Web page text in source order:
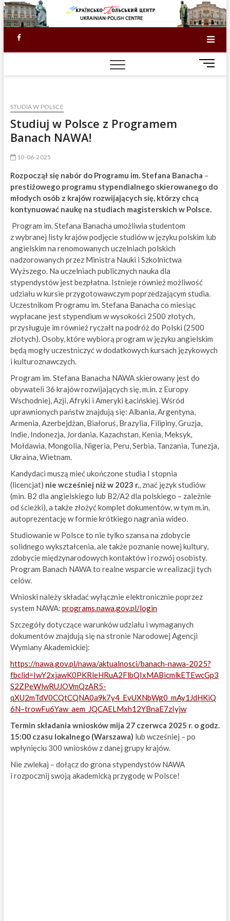
Skip
to
content
Facebook
M
e
STUDIA W POLSCE
Studiuj w Polsce z Programem
Banach NAWA!
10-06-2025
Rozpoczął się nabór do Programu im. Stefana Banacha –
prestiżowego programu stypendialnego skierowanego do
młodych osób z krajów rozwijających się, którzy chcą
kontynuować naukę na studiach magisterskich w Polsce.
Program im. Stefana Banacha umożliwia studentom
z wybranej listy krajów podjęcie studiów w języku polskim lub
angielskim na renomowanych uczelniach polskich
nadzorowanych przez Ministra Nauki i Szkolnictwa
Wyższego. Na uczelniach publicznych nauka dla
stypendystów jest bezpłatna. Istnieje również możliwość
udziału w kursie przygotowawczym poprzedzającym studia.
Uczestnikom Programu im. Stefana Banacha co miesiąc
wypłacane jest stypendium w wysokości 2500 złotych,
przysługuje im również ryczałt na podróż do Polski (2500
złotych). Osoby, które wybiorą program w języku angielskim
będą mogły uczestniczyć w dodatkowych kursach językowych
i kulturoznawczych.
Program im. Stefana Banacha NAWA skierowany jest do
obywateli 36 krajów rozwijających się, m.in. z Europy
Wschodniej, Azji, Afryki i Ameryki Łacińskiej. Wśród
uprawnionych państw znajdują się: Albania, Argentyna,
Armenia, Azerbejdżan, Białoruś, Brazylia, Filipiny, Gruzja,
Indie, Indonezja, Jordania, Kazachstan, Kenia, Meksyk,
Mołdawia, Mongolia, Nigeria, Peru, Serbia, Tanzania, Tunezja,
Ukraina, Wietnam.
Kandydaci muszą mieć ukończone studia I stopnia
(licencjat) nie wcześniej niż w 2023 r., znać język studiów
(min. B2 dla angielskiego lub B2/A2 dla polskiego – zależnie
od ścieżki), a także złożyć komplet dokumentów, w tym m.in.
autoprezentację w formie krótkiego nagrania wideo.
Studiowanie w Polsce to nie tylko szansa na zdobycie
solidnego wykształcenia, ale także poznanie nowej kultury,
zdobycie międzynarodowych kontaktów i rozwój osobisty.
Program Banach NAWA to realne wsparcie w realizacji tych
celów.
Wnioski należy składać wyłącznie elektronicznie poprzez
system NAWA: programs.nawa.gov.pl/login
Szczegóły dotyczące warunków udziału i wymaganych
dokumentów znajdują się na stronie Narodowej Agencji
Wymiany Akademickiej:
https://nawa.gov.pl/nawa/aktualnosci/banach-nawa-2025?
fbclid=IwY2xjawK0PKRleHRuA2FlbQIxMABicmlkETEwcGp3
S2ZPeWlwRUJOVmQzAR5-
qXU2mTdV0CQtCQNA0a9k7y4_EvUXNbWg0_mAy1JdHKiQ
6N–trowFu6Yaw_aem_JQCAELMxh12YBnaE7zIyjw
Termin składania wniosków mija 27 czerwca 2025 r. o godz.
15:00 czasu lokalnego (Warszawa) lub wcześniej – po
wpłynięciu 300 wniosków z danej grupy krajów.
Nie zwlekaj – dołącz do grona stypendystów NAWA
i rozpocznij swoją akademicką przygodę w Polsce!